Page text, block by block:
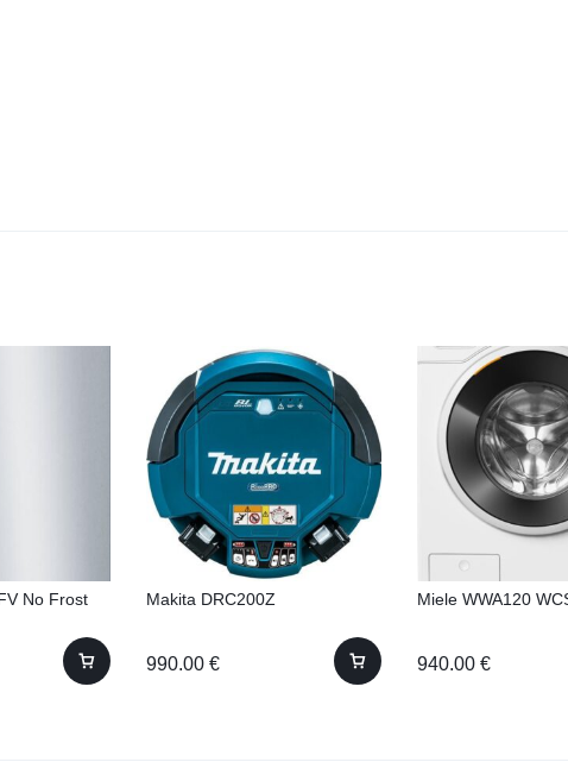
No Frost
Makita DRC200Z
990.00 €
Miele WWA120
940.00 €